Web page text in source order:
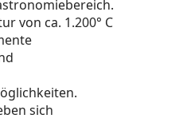
von ca. 1.200° C
sich